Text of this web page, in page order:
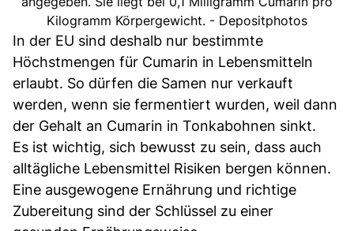
Kilogramm Körpergewicht. - Depositphotos
In der EU sind deshalb nur bestimmte
Höchstmengen für Cumarin in Lebensmitteln
erlaubt. So dürfen die Samen nur verkauft
werden, wenn sie fermentiert wurden, weil dann
der Gehalt an Cumarin in Tonkabohnen sinkt.
Es ist wichtig, sich bewusst zu sein, dass auch
alltägliche Lebensmittel Risiken bergen können.
Eine ausgewogene Ernährung und richtige
Zubereitung sind der Schlüssel zu einer